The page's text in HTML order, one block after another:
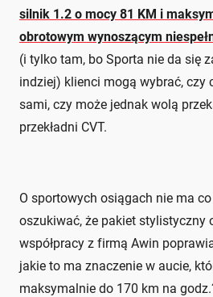
silnik 1.2 o mocy 81 KM i
obrotowym wynoszącym
(i tylko tam, bo Sporta nie da się
indziej) klienci mogą wybrać, czy
sami, czy może jednak wolą
przekładni CVT.
O sportowych osiągach nie ma
oszukiwać, że pakiet stylistyczny
współpracy z firmą Awin
jakie to ma znaczenie w aucie,
maksymalnie do 170 km na